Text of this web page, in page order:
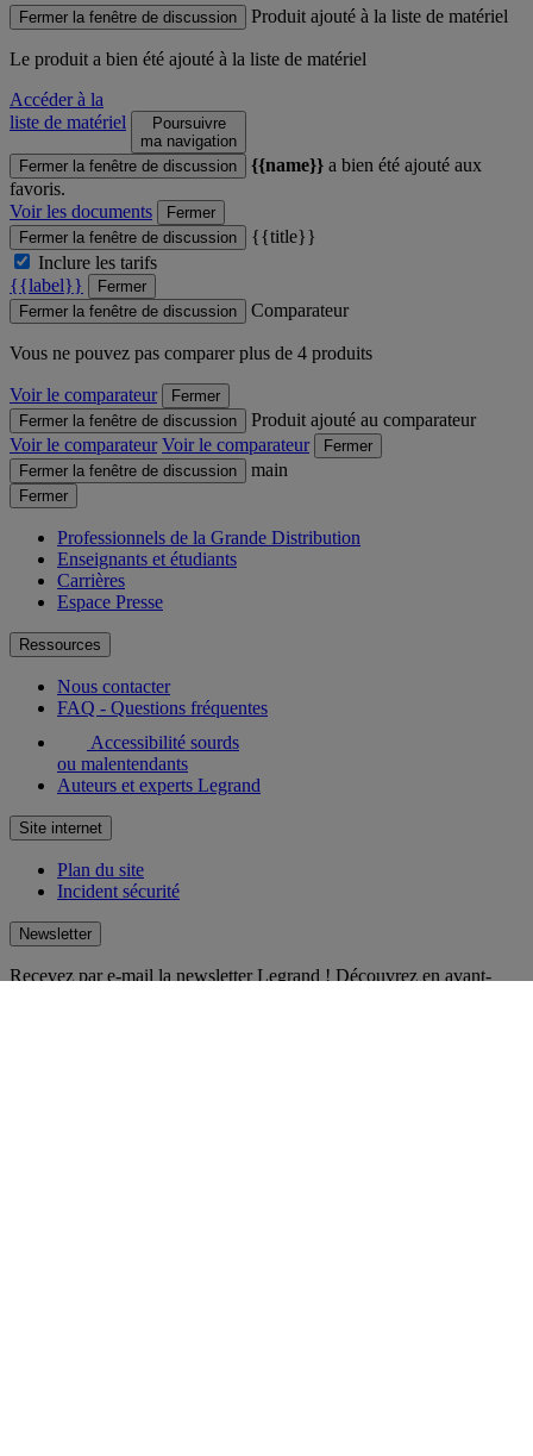
Fermer la fenêtre de discussion Produit ajouté à la liste de matériel
Le produit a bien été ajouté à la liste de matériel
Accéder à la
liste de matériel
Poursuivre
ma navigation
Fermer la fenêtre de discussion
{{name}} a bien été ajouté aux
favoris.
Voir les documents
Fermer
Fermer la fenêtre de discussion
{{title}}
Inclure les tarifs
{{label}}
Fermer
Fermer la fenêtre de discussion
Comparateur
Vous ne pouvez pas comparer plus de 4 produits
Voir le comparateur
Fermer
Fermer la fenêtre de discussion
Produit ajouté au comparateur
Voir le comparateur Voir le comparateur
Fermer
Fermer la fenêtre de discussion
main
Fermer
Professionnels de la Grande Distribution
Enseignants et étudiants
Carrières
Espace Presse
Ressources
Nous contacter
FAQ - Questions fréquentes
Accessibilité sourds
ou malentendants
Auteurs et experts Legrand
Site internet
Plan du site
Incident sécurité
Newsletter
Recevez par e-mail la newsletter Legrand ! Découvrez en avant-